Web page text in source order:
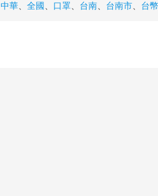
中華、 全國、 口罩、 台南、 台南市、 台幣